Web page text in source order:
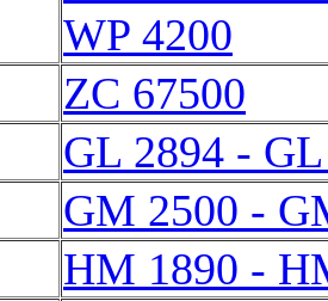
WP 4200
ZC 67500
GL 2894 -
GM 2500 -
HM 1890 -